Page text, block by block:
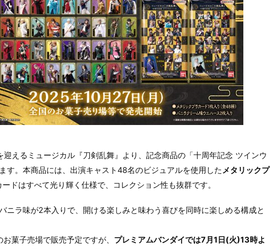
えるミュージカル『刀剣乱舞』より、記念商品の「十周年記念 ツインウ
す。本商品には、出演キャスト48名のビジュアルを使用したメタリックプ
ドはすべて光り輝く仕様で、コレクション性も抜群です。
ニラ味が2本入りで、開ける楽しみと味わう喜びを同時に楽しめる構成と
菓子売場で販売予定ですが、 プレミアムバンダイでは7月1日(火)13時よ